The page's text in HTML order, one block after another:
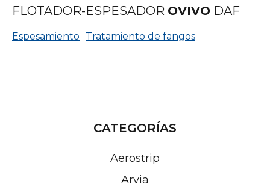
FLOTADOR-ESPESADOR OVIVO DAF
Espesamiento Tratamiento de fangos
CATEGORÍAS
Aerostrip
Arvia